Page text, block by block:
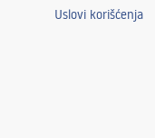
Uslovi korišćenja